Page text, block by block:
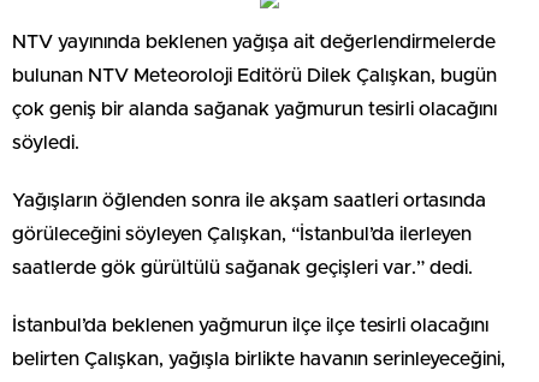
NTV yayınında beklenen yağışa ait değerlendirmelerde
bulunan NTV Meteoroloji Editörü Dilek Çalışkan, bugün
çok geniş bir alanda sağanak yağmurun tesirli olacağını
söyledi.
Yağışların öğlenden sonra ile akşam saatleri ortasında
görüleceğini söyleyen Çalışkan, “İstanbul’da ilerleyen
saatlerde gök gürültülü sağanak geçişleri var.” dedi.
İstanbul’da beklenen yağmurun ilçe ilçe tesirli olacağını
belirten Çalışkan, yağışla birlikte havanın serinleyeceğini,